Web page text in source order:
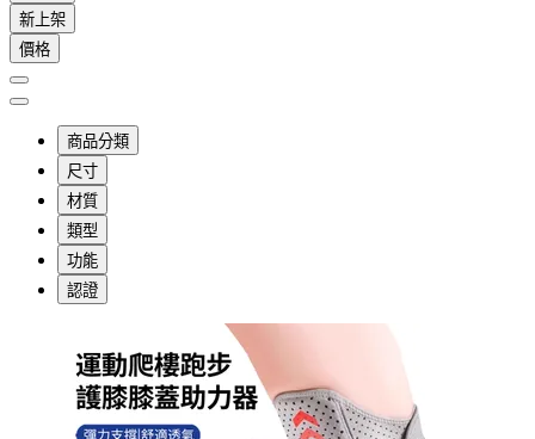
新上架
價格
商品分類
尺寸
材質
類型
功能
認證